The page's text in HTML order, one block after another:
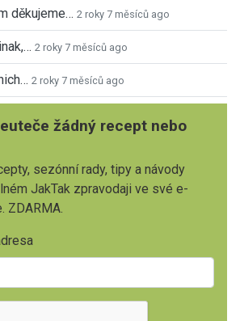
děkujeme… 2 roky 7 měsíců ago
2 roky 7 měsíců ago
2 roky 7 měsíců ago
žádný recept nebo
sezónní rady, tipy a návody
JakTak zpravodaji ve své e-
ZDARMA.